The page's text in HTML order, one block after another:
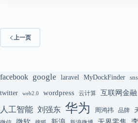
上一页
facebook google laravel MyDockFinder sns
twitter web2.0 wordpress 云计算 互联网金融
人工智能 刘强东 华为 周鸿祎 品牌